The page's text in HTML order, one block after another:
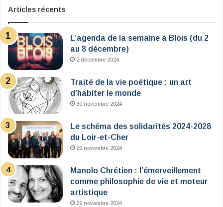
Articles récents
L’agenda de la semaine à Blois (du 2
au 8 décembre)
2 décembre 2024
Traité de la vie poétique : un art
d’habiter le monde
30 novembre 2024
Le schéma des solidarités 2024-2028
du Loir-et-Cher
29 novembre 2024
Manolo Chrétien : l’émerveillement
comme philosophie de vie et moteur
artistique
29 novembre 2024